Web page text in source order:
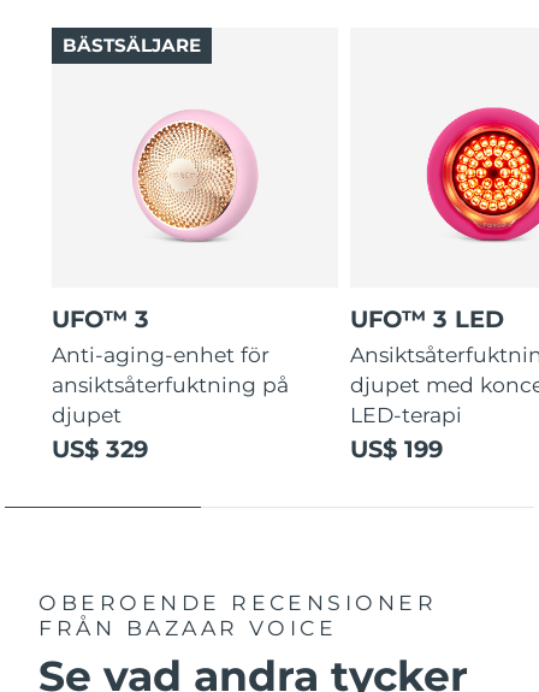
UFO™ 3
Anti-aging-enhet för
ansiktsåterfuktning på
djupet
US$ 329
BÄSTSÄLJARE
UFO™ 3 LED
djupet med
LED-terapi
US$ 199
OBEROENDE RECENSIONER
FRÅN BAZAAR VOICE
Se vad andra tycker